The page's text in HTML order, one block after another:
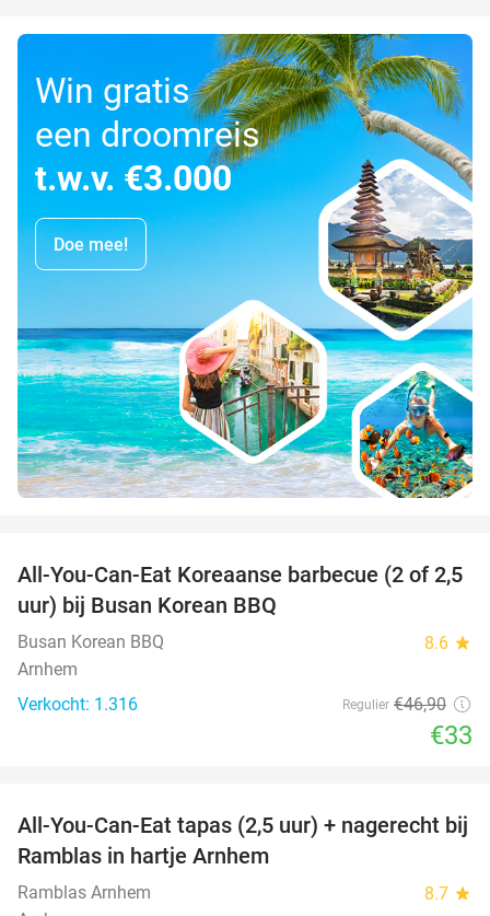
Win gratis
een droomreis
t.w.v. €3.000
Doe mee!
30%
All-You-Can-Eat Koreaanse barbecue (2 of 2,5
uur) bij Busan Korean BBQ
Busan Korean BBQ 8.6 star
Arnhem
Verkocht: 1.316
Regulier €46,90
€33
34%
All-You-Can-Eat tapas (2,5 uur) + nagerecht bij
Ramblas in hartje Arnhem
Ramblas Arnhem 8.7 star